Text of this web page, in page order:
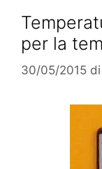
per la
30/05/2015 di